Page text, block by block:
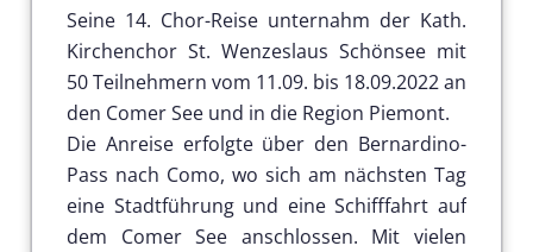
Seine 14. Chor-Reise unternahm der Kath.
Kirchenchor St. Wenzeslaus Schönsee mit
50 Teilnehmern vom 11.09. bis 18.09.2022 an
den Comer See und in die Region Piemont.
Die Anreise erfolgte über den Bernardino-
Pass nach Como, wo sich am nächsten Tag
eine Stadtführung und eine Schifffahrt auf
dem Comer See anschlossen. Mit vielen